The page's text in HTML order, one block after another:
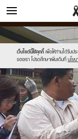
ข่าว
เว็บไซต์นี้ใช้คุกกี้ เพื่อให้ท่านได้รับป
ของเรา โปรดศึกษาเพิ่มเติมที่ นโย
Sanook
//s.isanook.com/sr/0/
new-
sanook.png
600
60
//s.isanook.com/ns/0/
01.jpg